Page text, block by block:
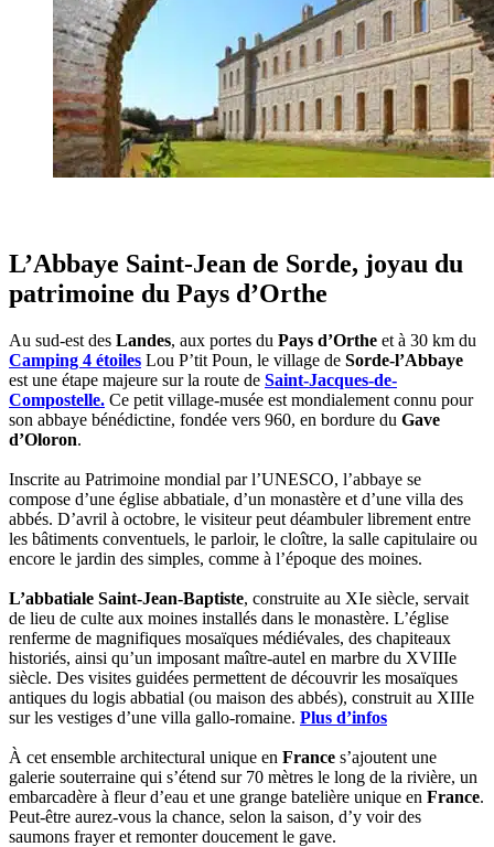
L’Abbaye Saint-Jean de Sorde, joyau du
patrimoine du Pays d’Orthe
Au sud-est des Landes, aux portes du Pays d’Orthe et à 30 km du
Camping 4 étoiles Lou P’tit Poun, le village de Sorde-l’Abbaye
est une étape majeure sur la route de Saint-Jacques-de-
Compostelle. Ce petit village-musée est mondialement connu pour
son abbaye bénédictine, fondée vers 960, en bordure du Gave
d’Oloron.
Inscrite au Patrimoine mondial par l’UNESCO, l’abbaye se
compose d’une église abbatiale, d’un monastère et d’une villa des
abbés. D’avril à octobre, le visiteur peut déambuler librement entre
les bâtiments conventuels, le parloir, le cloître, la salle capitulaire ou
encore le jardin des simples, comme à l’époque des moines.
L’abbatiale Saint-Jean-Baptiste, construite au XIe siècle, servait
de lieu de culte aux moines installés dans le monastère. L’église
renferme de magnifiques mosaïques médiévales, des chapiteaux
historiés, ainsi qu’un imposant maître-autel en marbre du XVIIIe
siècle. Des visites guidées permettent de découvrir les mosaïques
antiques du logis abbatial (ou maison des abbés), construit au XIIIe
sur les vestiges d’une villa gallo-romaine. Plus d’infos
À cet ensemble architectural unique en France s’ajoutent une
galerie souterraine qui s’étend sur 70 mètres le long de la rivière, un
embarcadère à fleur d’eau et une grange batelière unique en France.
Peut-être aurez-vous la chance, selon la saison, d’y voir des
saumons frayer et remonter doucement le gave.